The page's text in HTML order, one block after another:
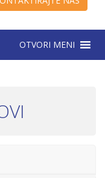
OTVORI MENI